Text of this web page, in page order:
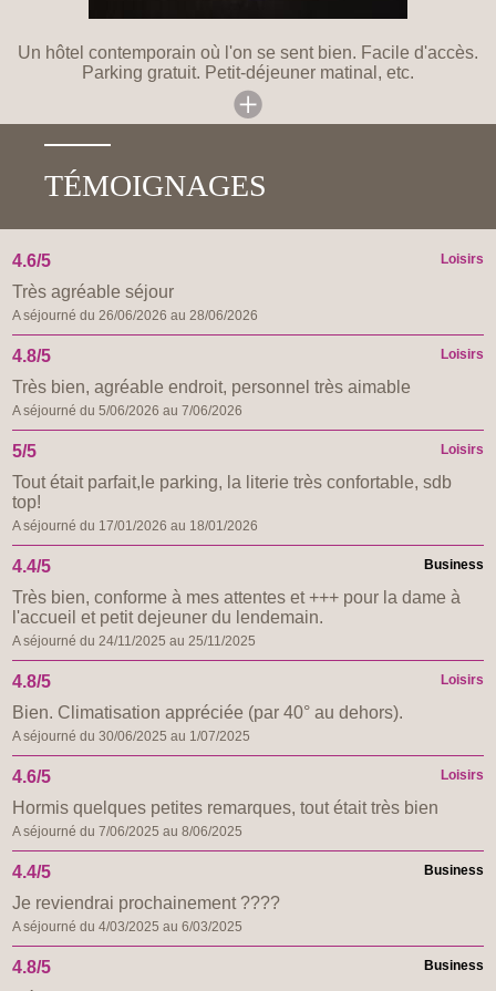
Un hôtel contemporain où l'on se sent bien. Facile d'accès.
Parking gratuit. Petit-déjeuner matinal, etc.
TÉMOIGNAGES
Loisirs
4.6/5
Très agréable séjour
A séjourné du 26/06/2026 au 28/06/2026
Loisirs
4.8/5
Très bien, agréable endroit, personnel très aimable
A séjourné du 5/06/2026 au 7/06/2026
Loisirs
5/5
Tout était parfait,le parking, la literie très confortable, sdb
top!
A séjourné du 17/01/2026 au 18/01/2026
Business
4.4/5
Très bien, conforme à mes attentes et +++ pour la dame à
l'accueil et petit dejeuner du lendemain.
A séjourné du 24/11/2025 au 25/11/2025
Loisirs
4.8/5
Bien. Climatisation appréciée (par 40° au dehors).
A séjourné du 30/06/2025 au 1/07/2025
Loisirs
4.6/5
Hormis quelques petites remarques, tout était très bien
A séjourné du 7/06/2025 au 8/06/2025
Business
4.4/5
Je reviendrai prochainement ????
A séjourné du 4/03/2025 au 6/03/2025
Business
4.8/5